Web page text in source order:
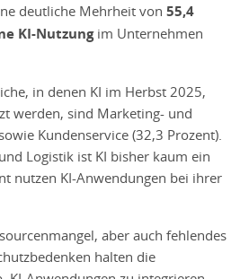
deutliche Mehrheit von 55,4
KI-Nutzung im Unternehmen
in denen KI im Herbst 2025,
werden, sind Marketing- und
Kundenservice (32,3 Prozent).
Logistik ist KI bisher kaum ein
nutzen KI-Anwendungen bei ihrer
aber auch fehlendes
halten die